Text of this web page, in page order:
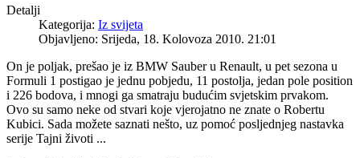
Detalji
Kategorija: Iz svijeta
Objavljeno: Srijeda, 18. Kolovoza 2010. 21:01
On je poljak, prešao je iz BMW Sauber u Renault, u pet sezona u
Formuli 1 postigao je jednu pobjedu, 11 postolja, jedan pole position
i 226 bodova, i mnogi ga smatraju budućim svjetskim prvakom.
Ovo su samo neke od stvari koje vjerojatno ne znate o Robertu
Kubici. Sada možete saznati nešto, uz pomoć posljednjeg nastavka
serije Tajni životi ...